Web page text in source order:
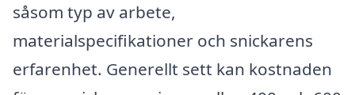
såsom typ av arbete,
materialspecifikationer och snickarens
erfarenhet. Generellt sett kan kostnaden